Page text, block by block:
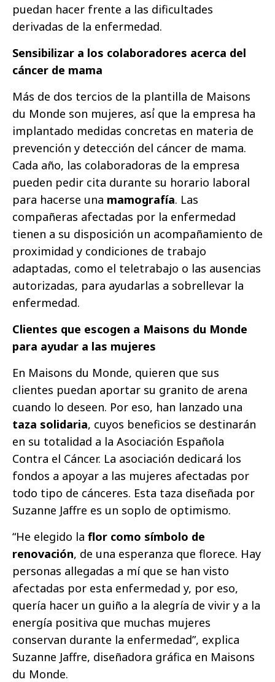
puedan hacer frente a las dificultades
derivadas de la enfermedad.
Sensibilizar a los colaboradores acerca del
cáncer de mama
Más de dos tercios de la plantilla de Maisons
du Monde son mujeres, así́ que la empresa ha
implantado medidas concretas en materia de
prevención y detección del cáncer de mama.
Cada año, las colaboradoras de la empresa
pueden pedir cita durante su horario laboral
para hacerse una mamografía. Las
compañeras afectadas por la enfermedad
tienen a su disposición un acompañamiento de
proximidad y condiciones de trabajo
adaptadas, como el teletrabajo o las ausencias
autorizadas, para ayudarlas a sobrellevar la
enfermedad.
Clientes que escogen a Maisons du Monde
para ayudar a las mujeres
En Maisons du Monde, quieren que sus
clientes puedan aportar su granito de arena
cuando lo deseen. Por eso, han lanzado una
taza solidaria, cuyos beneficios se destinarán
en su totalidad a la Asociación Española
Contra el Cáncer. La asociación dedicará los
fondos a apoyar a las mujeres afectadas por
todo tipo de cánceres. Esta taza diseñada por
Suzanne Jaffre es un soplo de optimismo.
“He elegido la flor como símbolo de
renovación, de una esperanza que florece. Hay
personas allegadas a mí que se han visto
afectadas por esta enfermedad y, por eso,
quería hacer un guiño a la alegría de vivir y a la
energía positiva que muchas mujeres
conservan durante la enfermedad”, explica
Suzanne Jaffre, diseñadora gráfica en Maisons
du Monde.